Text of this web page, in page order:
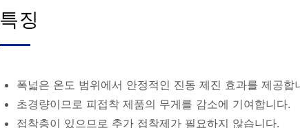
특징
폭넓은 온도 범위에서 안정적인 진동 제진 효과를 제공합
초경량이므로 피접착 제품의 무게를 감소에 기여합니다.
접착층이 있으므로 추가 접착제가 필요하지 않습니다.